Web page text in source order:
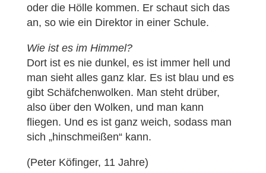
oder die Hölle kommen. Er schaut sich das
an, so wie ein Direktor in einer Schule.
Wie ist es im Himmel?
Dort ist es nie dunkel, es ist immer hell und
man sieht alles ganz klar. Es ist blau und es
gibt Schäfchenwolken. Man steht drüber,
also über den Wolken, und man kann
fliegen. Und es ist ganz weich, sodass man
sich „hinschmeißen“ kann.
(Peter Köfinger, 11 Jahre)